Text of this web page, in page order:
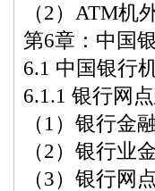
（2）ATM机
第6章：中国
6.1 中国银行
6.1.1 银行网
（1）银行金
（2）银行业
（3）银行网